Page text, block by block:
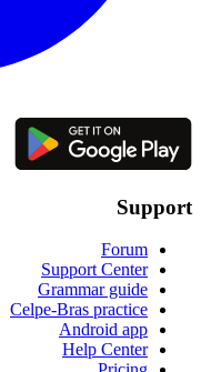
Support
Forum
Support Center
Grammar guide
Celpe-Bras practice
Android app
Help Center